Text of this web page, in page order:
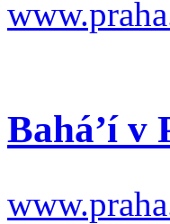
Bahá’í v